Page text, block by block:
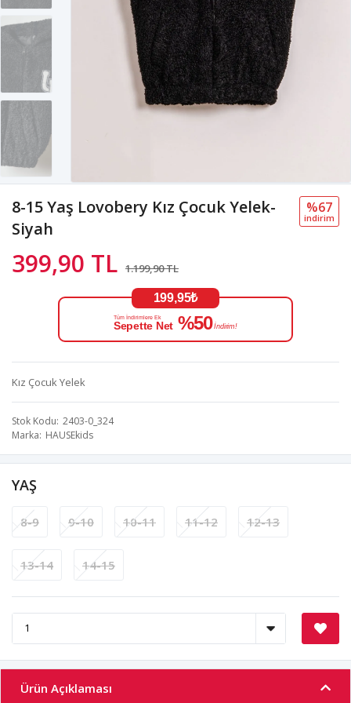
8-15 Yaş Lovobery Kız Çocuk Yelek-
Siyah
399,90 TL 1.199,90 TL
%67
i̇ndi̇ri̇m
199,95₺
Tüm İndirimlere Ek
Sepette Net %50 İndirim!
Kız Çocuk Yelek
Stok Kodu 2403-0_324
Marka HAUSEkids
YAŞ
8-9 9-10 10-11 11-12 12-13
13-14 14-15
Ürün Açıklaması